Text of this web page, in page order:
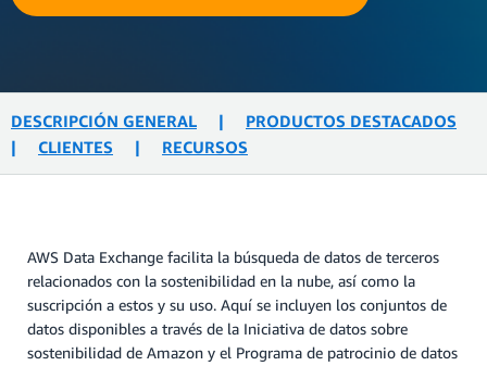
DESCRIPCIÓN GENERAL | PRODUCTOS DESTACADOS
|
CLIENTES | RECURSOS
AWS Data Exchange facilita la búsqueda de datos de terceros
relacionados con la sostenibilidad en la nube, así como la
suscripción a estos y su uso. Aquí se incluyen los conjuntos de
datos disponibles a través de la Iniciativa de datos sobre
sostenibilidad de Amazon y el Programa de patrocinio de datos